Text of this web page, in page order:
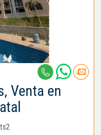
Venta en